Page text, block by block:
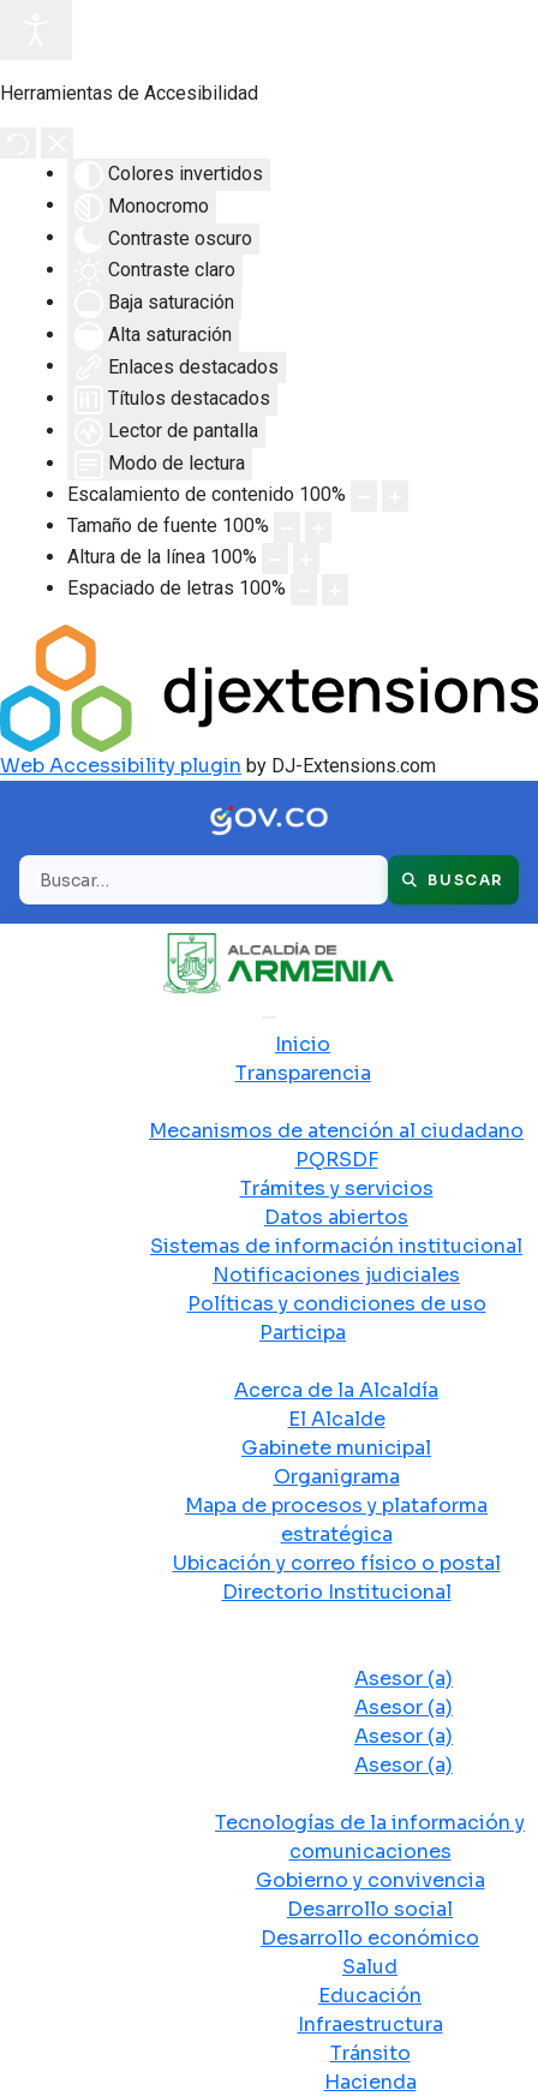
Herramientas de Accesibilidad
Colores invertidos
Monocromo
Contraste oscuro
Contraste claro
Baja saturación
Alta saturación
Enlaces destacados
Títulos destacados
Lector de pantalla
Modo de lectura
Escalamiento de contenido 100%
Tamaño de fuente 100%
Altura de la línea 100%
Espaciado de letras 100%
Web Accessibility plugin by DJ-Extensions.com
Buscar BUSCAR
Inicio
Transparencia
Mecanismos de atención al ciudadano
PQRSDF
Trámites y servicios
Datos abiertos
Sistemas de información institucional
Notificaciones judiciales
Políticas y condiciones de uso
Participa
Acerca de la Alcaldía
El Alcalde
Gabinete municipal
Organigrama
Mapa de procesos y plataforma
estratégica
Ubicación y correo físico o postal
Directorio Institucional
Asesor (a)
Asesor (a)
Asesor (a)
Asesor (a)
Tecnologías de la información y
comunicaciones
Gobierno y convivencia
Desarrollo social
Desarrollo económico
Salud
Educación
Infraestructura
Tránsito
Hacienda